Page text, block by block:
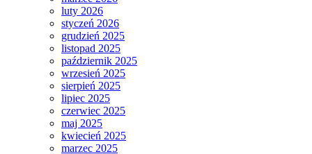
luty 2026
styczeń 2026
grudzień 2025
listopad 2025
październik 2025
wrzesień 2025
sierpień 2025
lipiec 2025
czerwiec 2025
maj 2025
kwiecień 2025
marzec 2025